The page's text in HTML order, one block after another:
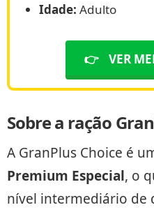
Idade: Adulto
👉 VER
Sobre a ração
A GranPlus Choice é
Premium Especial, o
nível intermediário de